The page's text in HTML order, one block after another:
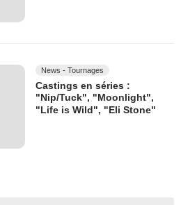
News - Tournages
Castings en séries :
"Nip/Tuck", "Moonlight",
"Life is Wild", "Eli Stone"